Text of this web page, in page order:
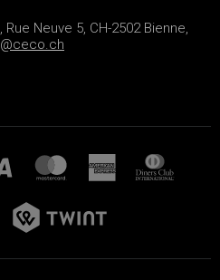
Neuve 5, CH-2502 Bienne,